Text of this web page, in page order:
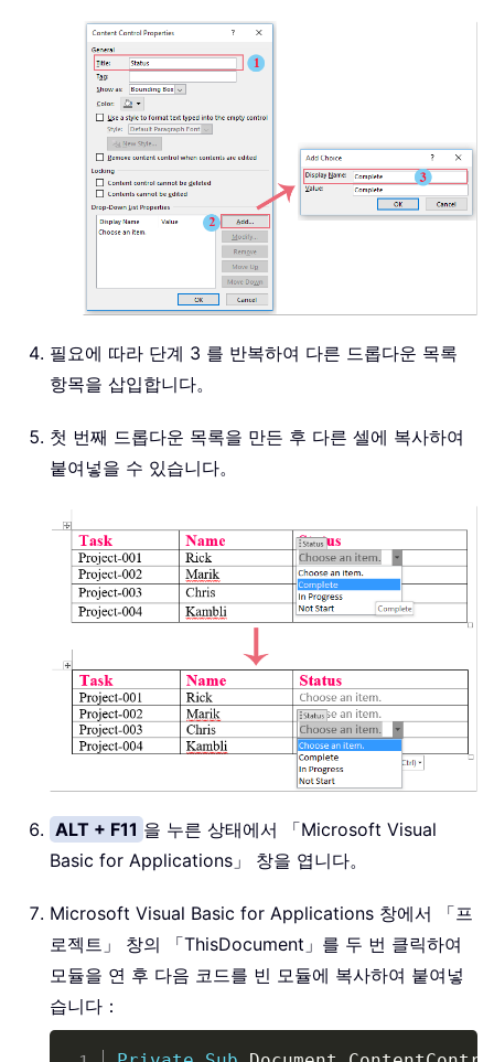
필요에 따라 단계 3 를 반복하여 다른 드롭다운 목록
항목을 삽입합니다。
첫 번째 드롭다운 목록을 만든 후 다른 셀에 복사하여
붙여넣을 수 있습니다。
ALT + F11 을 누른 상태에서 「Microsoft Visual
Basic for Applications」 창을 엽니다。
Microsoft Visual Basic for Applications 창에서 「프
로젝트」 창의 「ThisDocument」를 두 번 클릭하여
모듈을 연 후 다음 코드를 빈 모듈에 복사하여 붙여넣
습니다：
Copy